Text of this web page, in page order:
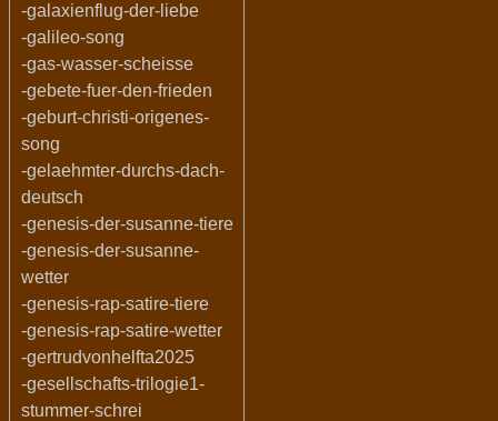
-galaxienflug-der-liebe
-galileo-song
-gas-wasser-scheisse
-gebete-fuer-den-frieden
-geburt-christi-origenes-
song
-gelaehmter-durchs-dach-
deutsch
-genesis-der-susanne-tiere
-genesis-der-susanne-
wetter
-genesis-rap-satire-tiere
-genesis-rap-satire-wetter
-gertrudvonhelfta2025
-gesellschafts-trilogie1-
stummer-schrei